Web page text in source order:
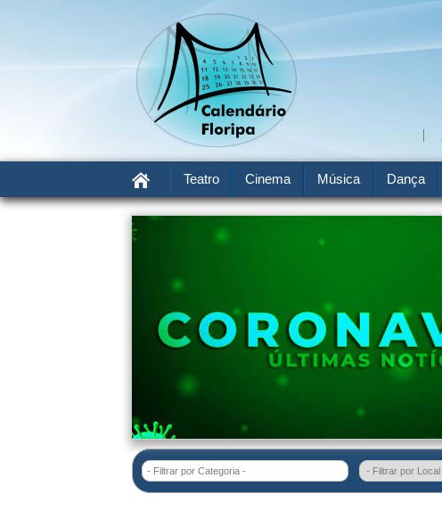
Teatro Cinema Música Dança
- Filtrar por Categoria -